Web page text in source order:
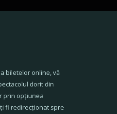
biletelor online, vă
dorit din
prin opțiunea
fi redirecționat spre